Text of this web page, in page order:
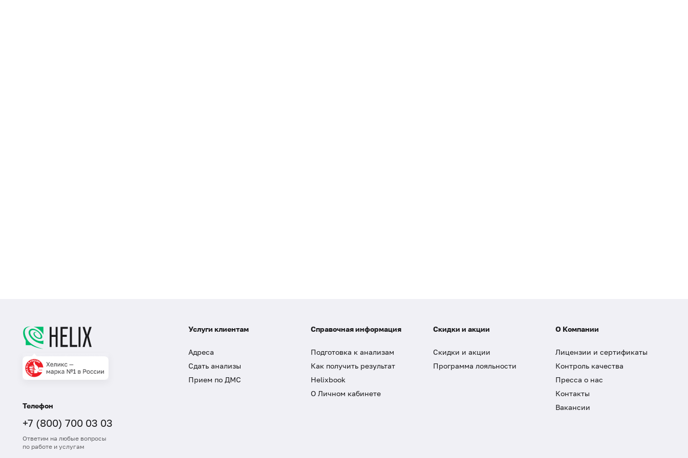
Телефон
+7 (800) 700 03 03
Ответим на любые вопросы
по работе и услугам
Услуги клиентам
Адреса
Сдать анализы
Прием по ДМС
Справочная информация
Подготовка к анализам
Как получить результат
Helixbook
О Личном кабинете
Скидки и акции
Скидки и акции
Программа лояльности
О Компании
Лицензии и сертификаты
Контроль качества
Пресса о нас
Контакты
Вакансии